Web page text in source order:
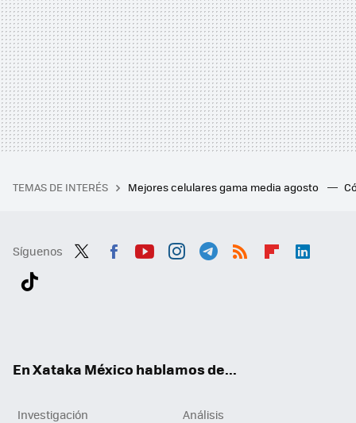
TEMAS DE INTERÉS Mejores celulares gama media agosto
Síguenos
En Xataka México hablamos de...
Investigación
Análisis